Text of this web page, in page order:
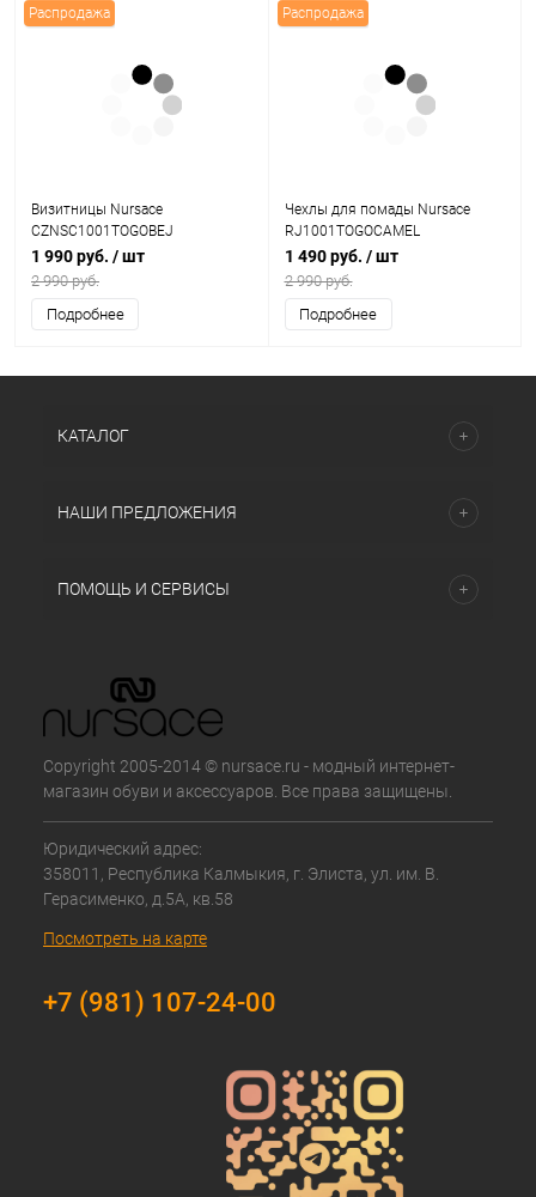
Распродажа
Визитницы Nursace
CZNSC1001TOGOBEJ
1 990 руб. / шт
2 990 руб.
Подробнее
Распродажа
Чехлы для помады Nursace
RJ1001TOGOCAMEL
1 490 руб. / шт
2 990 руб.
Подробнее
КАТАЛОГ
НАШИ ПРЕДЛОЖЕНИЯ
ПОМОЩЬ И СЕРВИСЫ
Copyright 2005-2014 © nursace.ru - модный интернет-
магазин обуви и аксессуаров. Все права защищены.
Юридический адрес:
358011, Республика Калмыкия, г. Элиста, ул. им. В.
Герасименко, д.5А, кв.58
Посмотреть на карте
+7 (981) 107-24-00